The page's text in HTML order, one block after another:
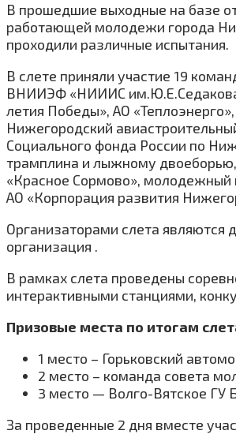
В прошедшие выходные на базе
работающей молодежи города
проходили различные испытания.
В слете приняли участие 19
ВНИИЭФ «НИИИС им.Ю.Е.Седакова,
летия Победы», АО
Нижегородский
Социального фонда России по
трамплина и лыжному
«Красное Сормово», молодежный
АО «Корпорация развития
Организаторами слета
организация .
В рамках слета проведены
интерактивными станциями,
Призовые места по итогам
1 место – Горьковский
2 место – команда совета
3 место — Волго-Вятское ГУ
За проведенные 2 дня вместе